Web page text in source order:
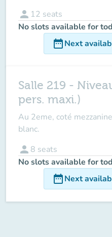
person 12 seats
No slots available for
date_rangeNext
Salle 219 -
pers. maxi.)
Au 2eme, coté
blanc.
person 8 seats
No slots available for
date_rangeNext